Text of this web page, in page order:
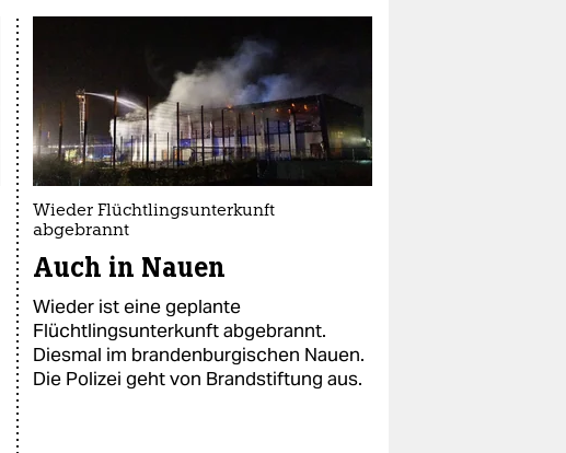
Wieder Flüchtlingsunterkunft
abgebrannt
Auch in Nauen
Wieder ist eine geplante
Flüchtlingsunterkunft abgebrannt.
Diesmal im brandenburgischen Nauen.
Die Polizei geht von Brandstiftung aus.